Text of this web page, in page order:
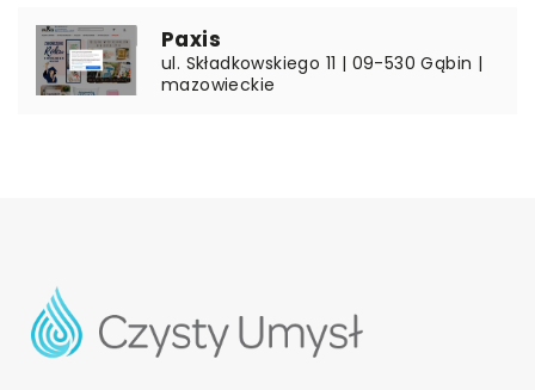
Paxis
ul. Składkowskiego 11 | 09-530 Gąbin |
mazowieckie